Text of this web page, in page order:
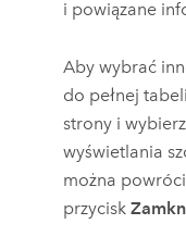
i powiązane
Aby wybrać
do pełnej
strony i
wyświetlania
można
przycisk